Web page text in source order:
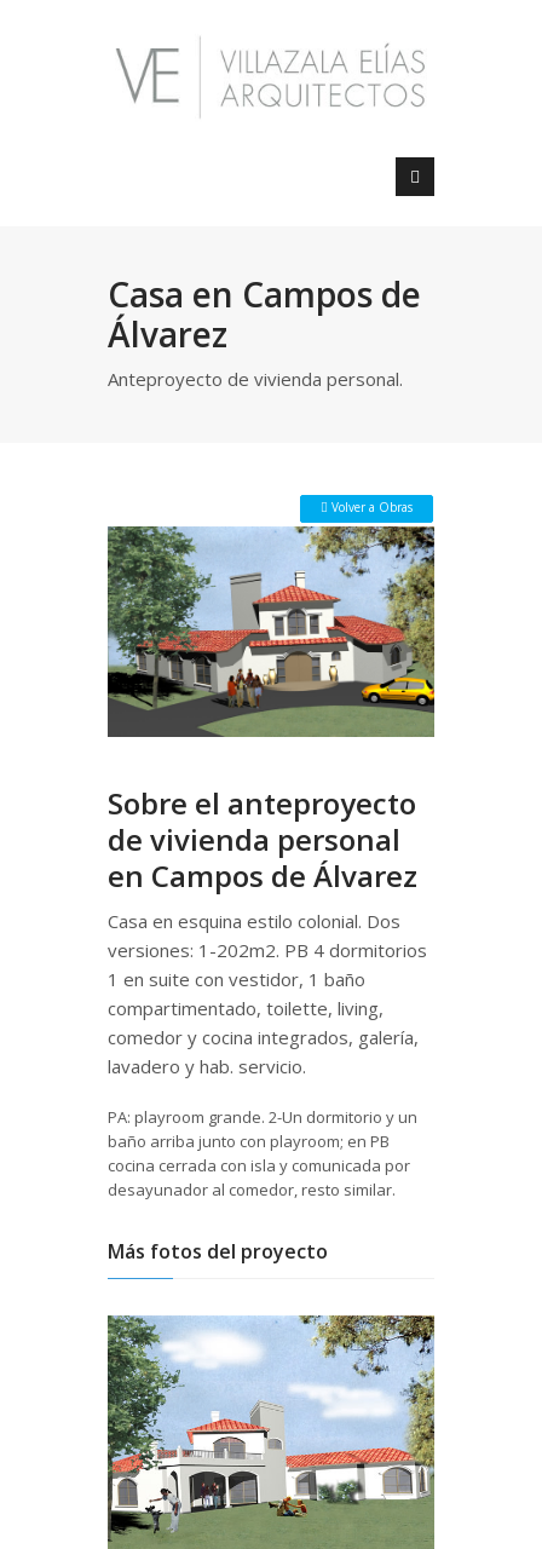
Casa en Campos de
Álvarez
Anteproyecto de vivienda personal.
Volver a Obras
Sobre el anteproyecto
de vivienda personal
en Campos de Álvarez
Casa en esquina estilo colonial. Dos
versiones: 1-202m2. PB 4 dormitorios
1 en suite con vestidor, 1 baño
compartimentado, toilette, living,
comedor y cocina integrados, galería,
lavadero y hab. servicio.
PA: playroom grande. 2-Un dormitorio y un
baño arriba junto con playroom; en PB
cocina cerrada con isla y comunicada por
desayunador al comedor, resto similar.
Más fotos del proyecto